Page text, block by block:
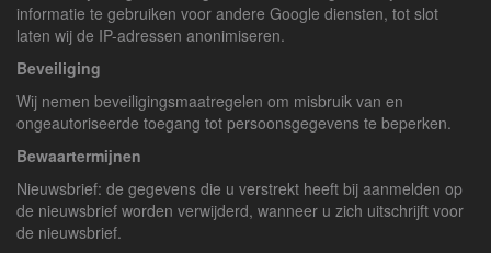
informatie te gebruiken voor andere Google diensten, tot slot
laten wij de IP-adressen anonimiseren.
Beveiliging
Wij nemen beveiligingsmaatregelen om misbruik van en
ongeautoriseerde toegang tot persoonsgegevens te beperken.
Bewaartermijnen
Nieuwsbrief: de gegevens die u verstrekt heeft bij aanmelden op
de nieuwsbrief worden verwijderd, wanneer u zich uitschrijft voor
de nieuwsbrief.